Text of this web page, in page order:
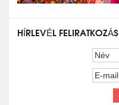
HÍRLEVÉL FELIRATKOZÁS